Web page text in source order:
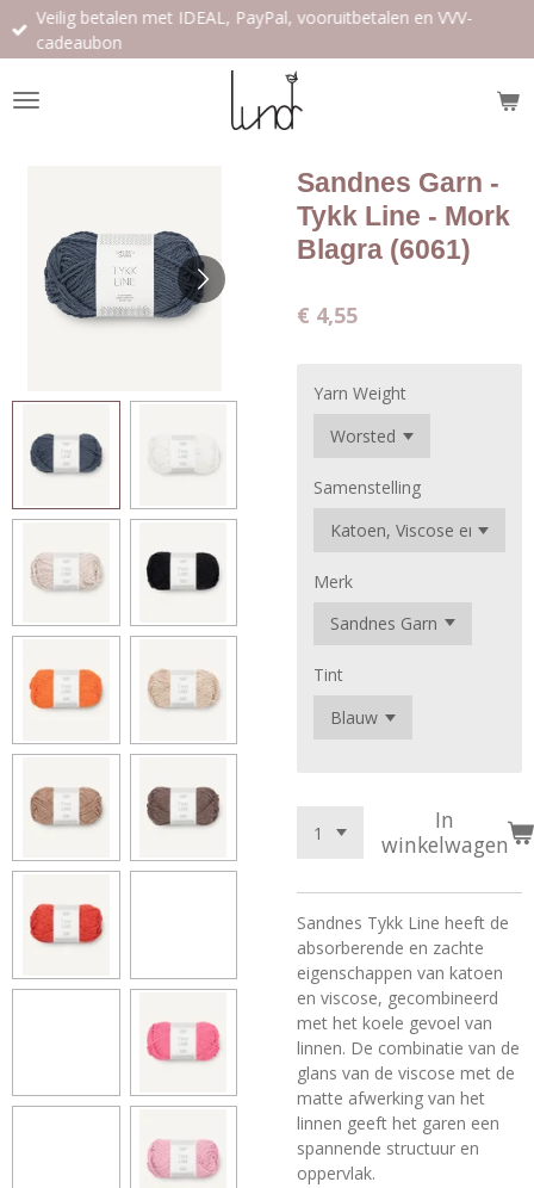
Ga
direct
de
Veilig betalen met IDEAL, PayPal, vooruitbetalen en VVV-
cadeaubon
Sandnes Garn -
Tykk Line - Mork
Blagra (6061)
€ 4,55
Yarn Weight
Samenstelling
Merk
Tint
In
winkelwagen
Sandnes Tykk Line heeft de
absorberende en zachte
eigenschappen van katoen
en viscose, gecombineerd
met het koele gevoel van
linnen. De combinatie van de
glans van de viscose met de
matte afwerking van het
linnen geeft het garen een
spannende structuur en
oppervlak.